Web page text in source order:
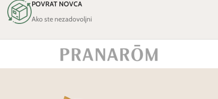
POVRAT NOVCA
Ako ste nezadovoljni